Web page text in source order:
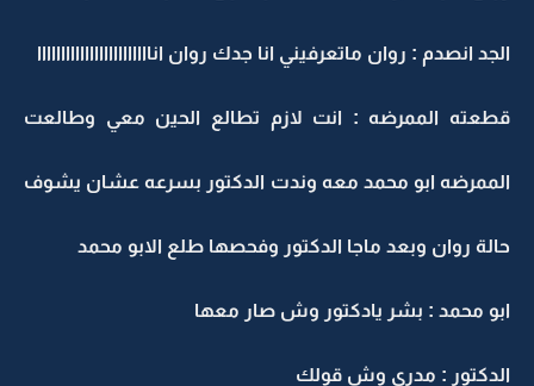
الجد انصدم : روان ماتعرفيني انا جدك روان اناااااااااااااااااااااااا
قطعته الممرضه : انت لازم تطالع الحين معي وطالعت
الممرضه ابو محمد معه وندت الدكتور بسرعه عشان يشوف
حالة روان وبعد ماجا الدكتور وفحصها طلع الابو محمد
ابو محمد : بشر يادكتور وش صار معها
الدكتور : مدري وش قولك